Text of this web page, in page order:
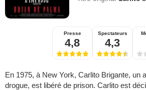
Presse
4,8
Spectateurs
4,3
En 1975, à New York, Carlito Brigante, un
drogue, est libéré de prison. Carlito est